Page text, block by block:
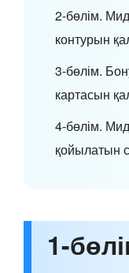
2-бөлім.
контурын
3-бөлім.
картасын
4-бөлім.
қойылатын
1-